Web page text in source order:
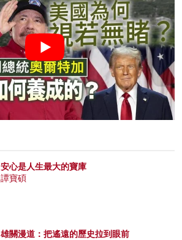
安心是人生最大的寶庫
譚寶碩
雄關漫道：把遙遠的歷史拉到眼前